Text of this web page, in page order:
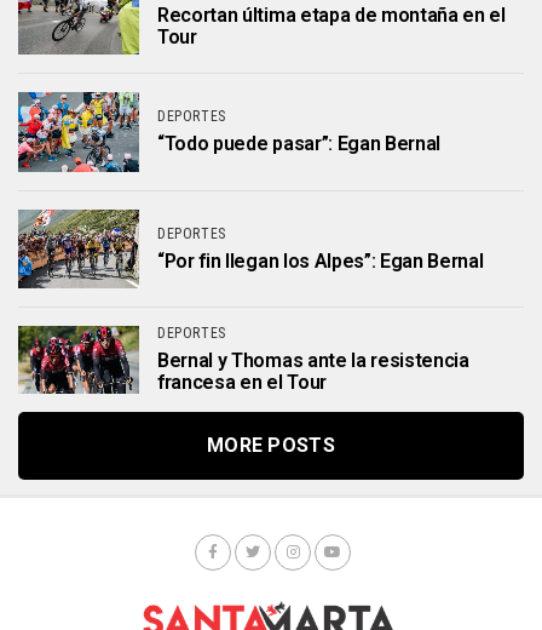
Recortan última etapa de montaña en el
Tour
DEPORTES
“Todo puede pasar”: Egan Bernal
DEPORTES
“Por fin llegan los Alpes”: Egan Bernal
DEPORTES
Bernal y Thomas ante la resistencia
francesa en el Tour
MORE POSTS